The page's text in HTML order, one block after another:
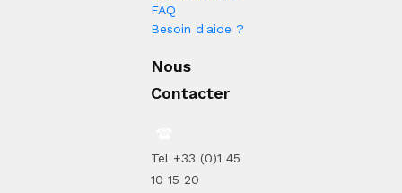
FAQ
Besoin d'aide ?
Nous
Contacter
Tel +33 (0)1 45
10 15 20